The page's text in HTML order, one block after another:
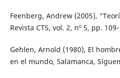
Feenberg, Andrew (2005),
Revista CTS, vol. 2, nº 5, pp.
Gehlen, Arnold (1980), El
en el mundo, Salamanca,